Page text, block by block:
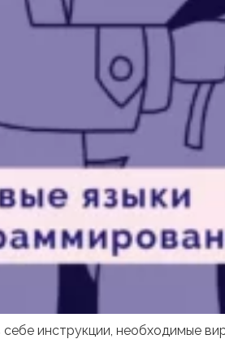
инструкции, необходимые